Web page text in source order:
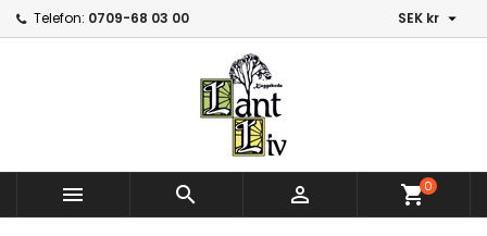
Telefon: 0709-68 03 00 SEK kr 
   shopping_cart0